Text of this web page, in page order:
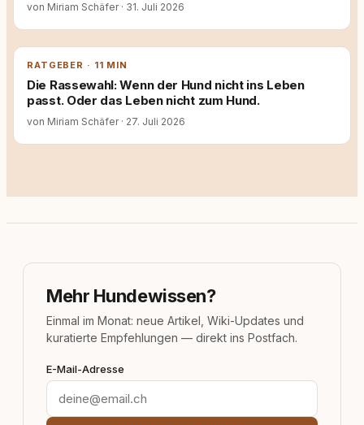
von Miriam Schäfer · 31. Juli 2026
RATGEBER · 11 MIN
Die Rassewahl: Wenn der Hund nicht ins Leben
passt. Oder das Leben nicht zum Hund.
von Miriam Schäfer · 27. Juli 2026
Mehr Hundewissen?
Einmal im Monat: neue Artikel, Wiki-Updates und
kuratierte Empfehlungen — direkt ins Postfach.
E-Mail-Adresse